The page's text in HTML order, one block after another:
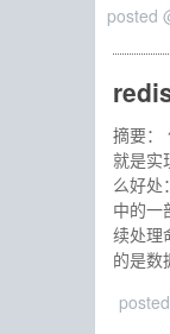
posted
摘要：
就是实
么好处
中的一
续处理
的是数